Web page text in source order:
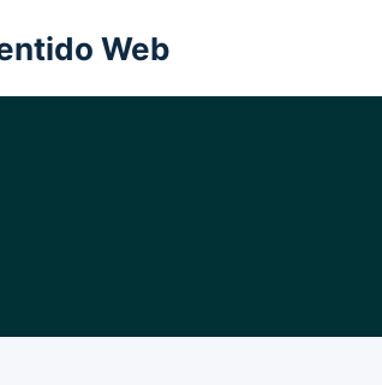
Web